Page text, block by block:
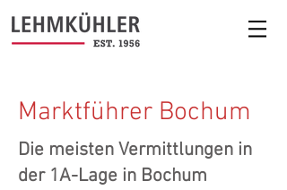
Marktführer Bochum
Die meisten Vermittlungen in
der 1A-Lage in Bochum